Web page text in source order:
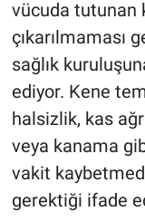
vücuda tutunan
çıkarılmaması
sağlık
ediyor. Kene
halsizlik, kas
veya kanama
vakit
gerektiği ifade